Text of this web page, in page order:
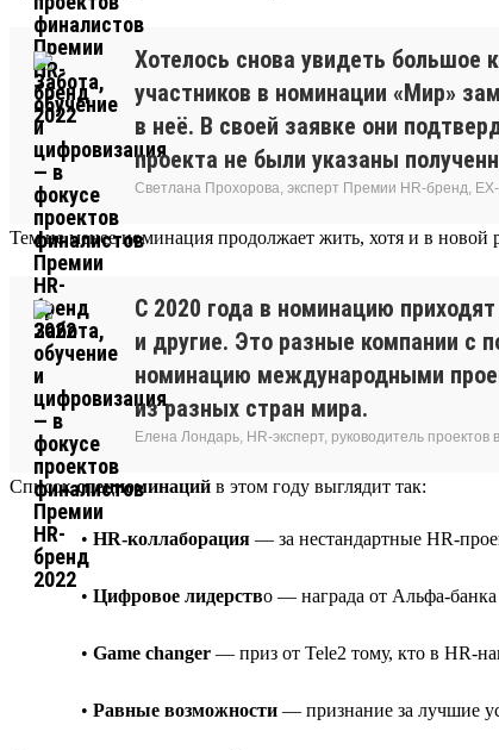
Хотелось снова увидеть большое
участников в номинации «Мир»
в неё. В своей заявке они
проекта не были указаны
Светлана Прохорова, эксперт Премии HR-бренд,
Тем не менее номинация продолжает жить, хотя и в новой
С 2020 года в номинацию
и другие. Это разные компании с
номинацию международными
из разных стран мира.
Елена Лондарь, HR-эксперт, руководитель
Списокспецноминаций в этом году выглядит так:
• HR-коллаборация — за нестандартные HR-
• Цифровое лидерство — награда от Альфа-
• Game changer — приз от Tele2 тому, кто в HR-
• Равные возможности — признание за лучшие